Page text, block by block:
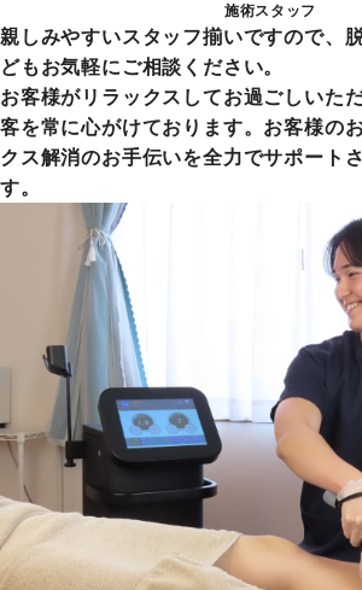
施術スタッフ
親しみやすいスタッフ揃いですので、
どもお気軽にご相談ください。
お客様がリラックスしてお過ごしいた
客を常に心がけております。お客様の
クス解消のお手伝いを全力でサポート
す。